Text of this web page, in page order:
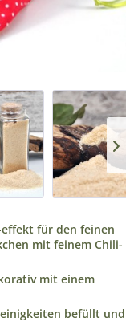
für den feinen
mit feinem Chili-
mit einem
befüllt und